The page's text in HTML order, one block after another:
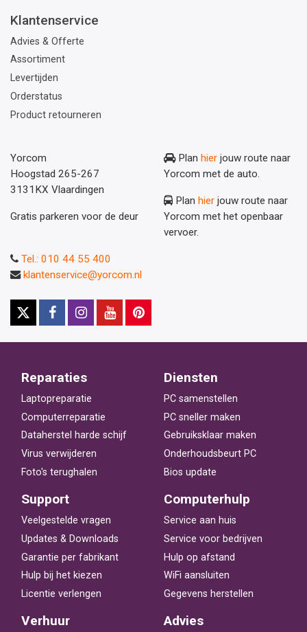
Klantenservice
Advies & Offerte
Assortiment
Levertijden
Orderstatus
Product retourneren
Yorcom
Hoogstad 265-267
3131KX Vlaardingen
Gratis parkeren voor de deur
Plan hier jouw route naar
Yorcom met de auto.
Plan hier jouw route naar
Yorcom met het openbaar
vervoer.
Tel.: 010 44 55 400
klantenservice@yorcom.nl
Reparaties
Laptopreparatie
Computerreparatie
Dataherstel harde schijf
Virus verwijderen
Foto's terughalen
Diensten
PC samenstellen
PC sneller maken
Gebruiksklaar maken
Onderhoudsbeurt PC
Bios update
Support
Veelgestelde vragen
Updates & Downloads
Garantie per fabrikant
Hulp bij het kiezen
Licentie verlengen
Computerhulp
Service aan huis
Service voor bedrijven
Hulp op afstand
WiFi aansluiten
Gegevens herstellen
Verhuur Advies